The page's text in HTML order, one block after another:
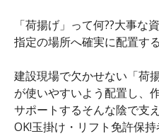
「荷揚げ」って何??大事な
指定の場所へ確実に配置す
建設現場で欠かせない「荷
が使いやすいよう配置し、
サポートするそんな陰で支
OK!玉掛け・リフト免許保持